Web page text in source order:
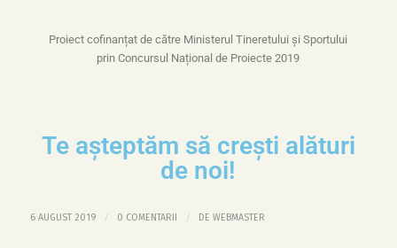
Proiect cofinanțat de către Ministerul Tineretului și Sportului
prin Concursul Național de Proiecte 2019
Te așteptăm să crești alături
de noi!
6 AUGUST 2019 / 0 COMENTARII / DE WEBMASTER